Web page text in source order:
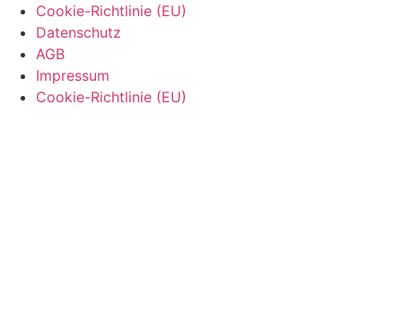
Cookie-Richtlinie (EU)
Datenschutz
AGB
Impressum
Cookie-Richtlinie (EU)